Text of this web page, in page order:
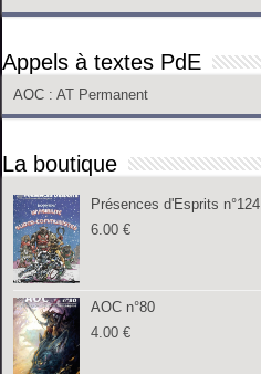
Appels à textes PdE
AOC : AT Permanent
La boutique
Présences d'Esprits n°124
6.00€
AOC n°80
4.00€